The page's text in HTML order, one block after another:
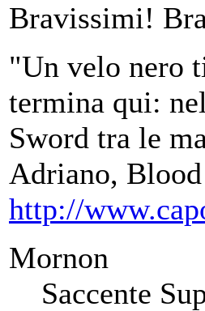
Bravissimi!
"Un velo nero
termina qui:
Sword tra le
Adriano,
http://
Mornon
Saccente